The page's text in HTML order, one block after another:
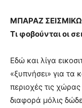
ΜΠΑΡΑΖ
Τι φοβούνται οι
Εδώ και λίγα
«ξυπνήσει» για
περιοχές τις
διαφορά μόλις